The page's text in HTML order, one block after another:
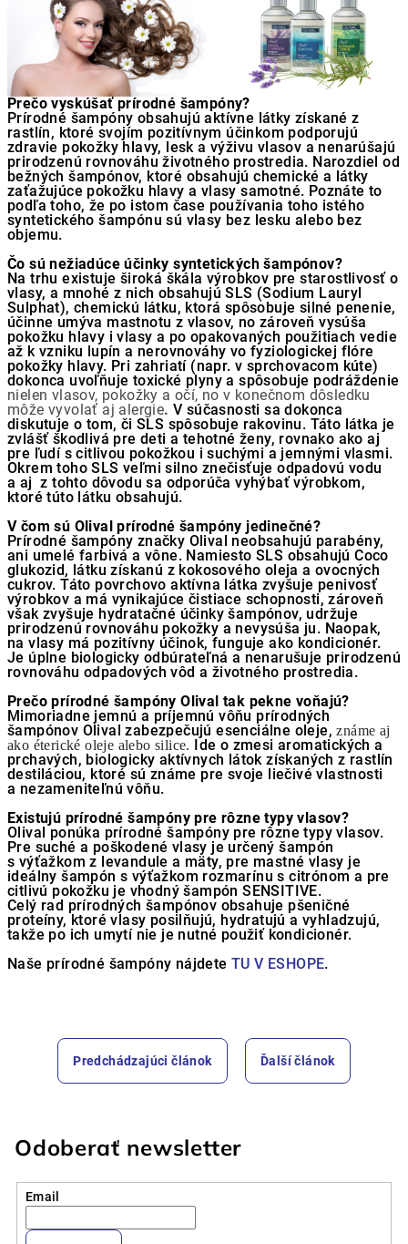
Prečo vyskúšať prírodné šampóny?
Prírodné šampóny obsahujú aktívne látky získané z
rastlín, ktoré svojím pozitívnym účinkom podporujú
zdravie pokožky hlavy, lesk a výživu vlasov a nenarúšajú
prirodzenú rovnováhu životného prostredia. Narozdiel od
bežných šampónov, ktoré obsahujú chemické a látky
zaťažujúce pokožku hlavy a vlasy samotné. Poznáte to
podľa toho, že po istom čase používania toho istého
syntetického šampónu sú vlasy bez lesku alebo bez
objemu.
Čo sú nežiadúce účinky syntetických šampónov?
Na trhu existuje široká škála výrobkov pre starostlivosť o
vlasy, a mnohé z nich obsahujú SLS (Sodium Lauryl
Sulphat), chemickú látku, ktorá spôsobuje silné penenie,
účinne umýva mastnotu z vlasov, no zároveň vysúša
pokožku hlavy i vlasy a po opakovaných použitiach vedie
až k vzniku lupín a nerovnováhy vo fyziologickej flóre
pokožky hlavy. Pri zahriatí (napr. v sprchovacom kúte)
dokonca uvoľňuje toxické plyny a spôsobuje podráždenie
nielen vlasov, pokožky a očí, nov konečnom dôsledku
môže vyvolať aj alergie. V súčasnosti sa dokonca
diskutuje o tom, či SLS spôsobuje rakovinu. Táto látka je
zvlášť škodlivá pre deti a tehotné ženy, rovnako ako aj
pre ľudí s citlivou pokožkou i suchými a jemnými vlasmi.
Okrem toho SLS veľmi silno znečisťuje odpadovú vodu
a aj z tohto dôvodu sa odporúča vyhýbať výrobkom,
ktoré túto látku obsahujú.
V čom sú Olival prírodné šampóny jedinečné?
Prírodné šampóny značky Olival neobsahujú parabény,
ani umelé farbivá a vône. Namiesto SLS obsahujú Coco
glukozid, látku získanú z kokosového oleja a ovocných
cukrov. Táto povrchovo aktívna látka zvyšuje penivosť
výrobkov a má vynikajúce čistiace schopnosti, zároveň
však zvyšuje hydratačné účinky šampónov, udržuje
prirodzenú rovnováhu pokožky a nevysúša ju. Naopak,
na vlasy má pozitívny účinok, funguje ako kondicionér.
Je úplne biologicky odbúrateľná a nenarušuje prirodzenú
rovnováhu odpadových vôd a životného prostredia.
Prečo prírodné šampóny Olival tak pekne voňajú?
Mimoriadne jemnú a príjemnú vôňu prírodných
šampónov Olival zabezpečujú esenciálne oleje,známe aj
ako éterické oleje alebo silice. Ide o zmesi aromatických a
prchavých, biologicky aktívnych látok získaných z rastlín
destiláciou, ktoré sú známe pre svoje liečivé vlastnosti
a nezameniteľnú vôňu.
Existujú prírodné šampóny pre rôzne typy vlasov?
Olival ponúka prírodné šampóny pre rôzne typy vlasov.
Pre suché a poškodené vlasy je určený šampón
s výťažkom z levandule a mäty, pre mastné vlasy je
ideálny šampón s výťažkom rozmarínu s citrónom a pre
citlivú pokožku je vhodný šampón SENSITIVE.
Celý rad prírodných šampónov obsahuje pšeničné
proteíny, ktoré vlasy posilňujú, hydratujú a vyhladzujú,
takže po ich umytí nie je nutné použiť kondicionér.
Naše prírodné šampóny nájdete TU V ESHOPE.
Predchádzajúci článok Ďalší článok
Odoberať newsletter
Email